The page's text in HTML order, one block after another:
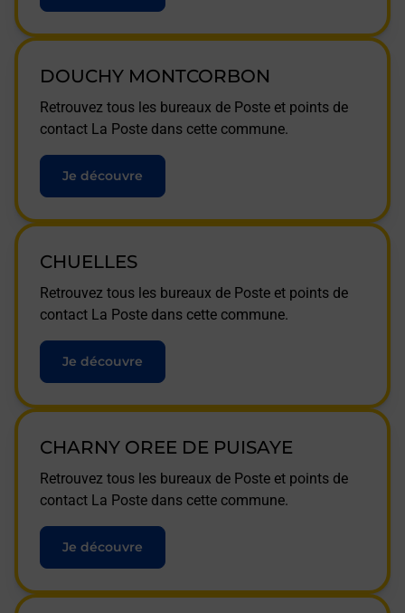
DOUCHY MONTCORBON
Retrouvez tous les bureaux de Poste et points de
contact La Poste dans cette commune.
Je découvre
CHUELLES
Retrouvez tous les bureaux de Poste et points de
contact La Poste dans cette commune.
Je découvre
CHARNY OREE DE PUISAYE
Retrouvez tous les bureaux de Poste et points de
contact La Poste dans cette commune.
Je découvre